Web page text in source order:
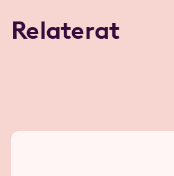
Relaterat